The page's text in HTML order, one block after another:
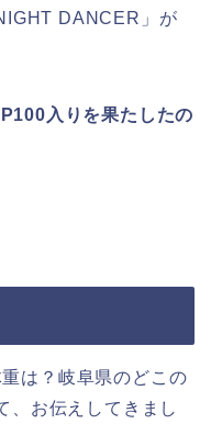
DANCER」が
入りを果たしたの
は？岐阜県のどこの
、お伝えしてきまし